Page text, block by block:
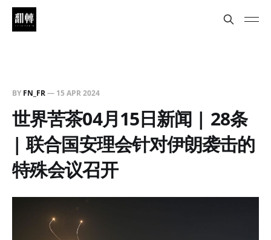
BY FN_FR— 15 APR 2024
世界苦茶04月15日新闻 | 28条
| 联合国安理会针对伊朗袭击的
特殊会议召开